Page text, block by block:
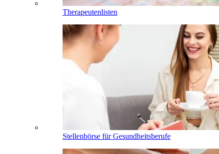
Therapeutenlisten
Stellenbörse für Gesundheitsberufe